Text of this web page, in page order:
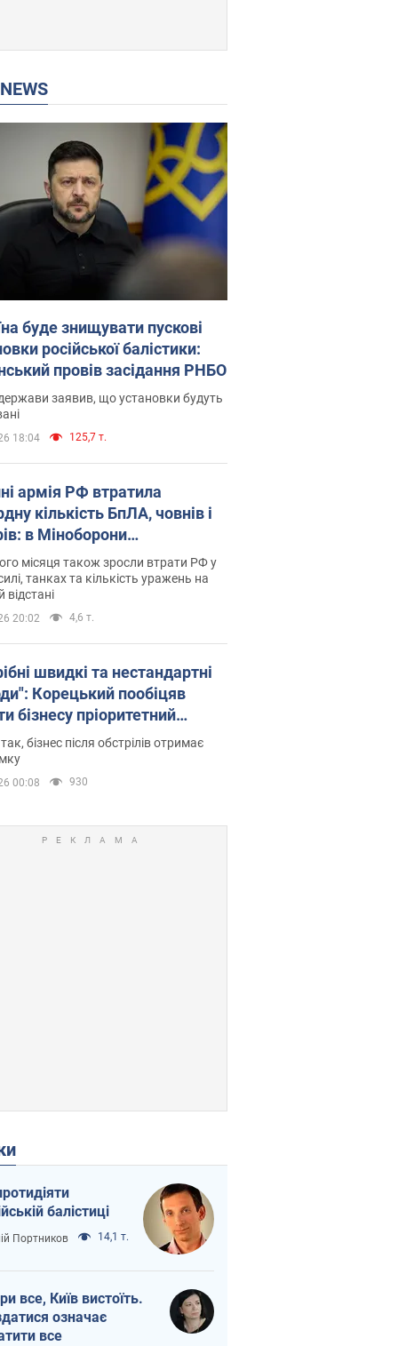
NEWS
буде знищувати пускові
російської балістики:
провів засідання РНБО
заявив, що установки будуть
18:04 125,7 т.
армія РФ втратила
кількість БпЛА, човнів і
в Міноборони
статистику
місяця також зросли втрати РФ у
танках та кількість уражень на
відстані
20:02 4,6 т.
швидкі та нестандартні
Корецький пообіцяв
бізнесу пріоритетний
до наявних складських
бізнес після обстрілів отримає
00:08 930
балістиці
Портников 14,1 т.
все, Київ вистоїть.
означає
все